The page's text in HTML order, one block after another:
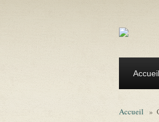
Accueil
Accueil »